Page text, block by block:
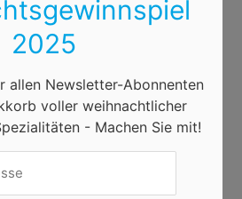
2025
allen Newsletter-Abonnenten
voller weihnachtlicher
- Machen Sie mit!